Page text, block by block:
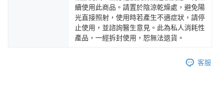
續使用此商品。請置於陰涼乾燥處，避免陽
光直接照射，使用時若產生不適症狀，請停
止使用，並諮詢醫生意見。此為私人消耗性
產品，一經拆封使用，恕無法退貨。
客服